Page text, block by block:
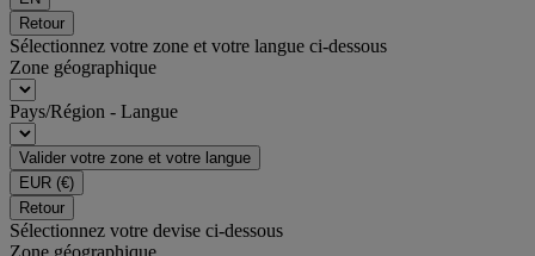
Retour
Sélectionnez votre zone et votre langue ci-dessous
Zone géographique
Pays/Région - Langue
Valider votre zone et votre langue
EUR (€)
Retour
Sélectionnez votre devise ci-dessous
Zone géographique